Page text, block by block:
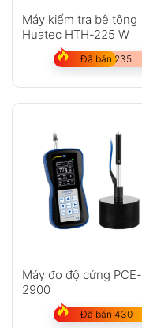
Máy kiểm tra bê tông
Huatec HTH-225 W
Đã bán 235
Máy đo độ cứng PCE-
2900
Đã bán 430